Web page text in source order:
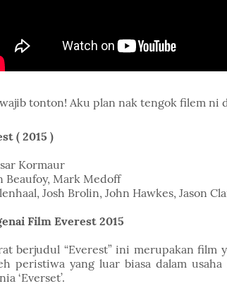
tonton! Aku plan nak tengok filem ni
( 2015 )
Kormaur
Beaufoy, Mark Medoff
Josh Brolin, John Hawkes, Jason
Film Everest 2015
berjudul “Everest” ini merupakan film
peristiwa yang luar biasa dalam
‘Everset’.